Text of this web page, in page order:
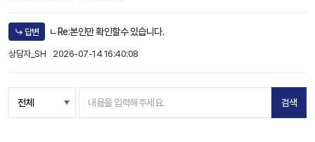
답변 ㄴRe:본인만 확인할수 있습니다.
상담자_SH 2026-07-14 16:40:08
검색